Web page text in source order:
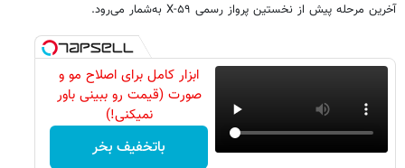
آخرین مرحله پیش از نخستین پرواز رسمی X-۵۹ به‌شمار می‌رود.
ابزار کامل برای اصلاح مو و
صورت (قیمت رو ببینی باور
نمیکنی!)
باتخفیف بخر